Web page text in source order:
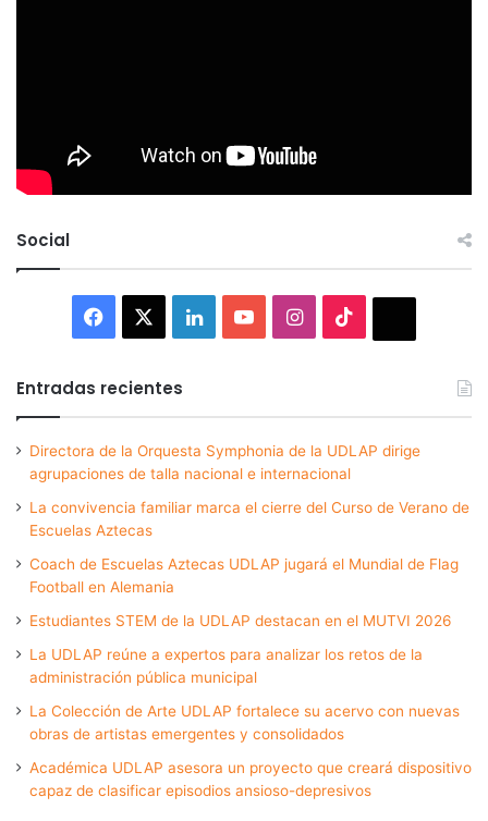
Social
Facebook LinkedInYouTubeInstagram
Entradas recientes
Directora de la Orquesta Symphonia de la UDLAP dirige
agrupaciones de talla nacional e internacional
La convivencia familiar marca el cierre del Curso de Verano de
Escuelas Aztecas
Coach de Escuelas Aztecas UDLAP jugará el Mundial de Flag
Football en Alemania
Estudiantes STEM de la UDLAP destacan en el MUTVI 2026
La UDLAP reúne a expertos para analizar los retos de la
administración pública municipal
La Colección de Arte UDLAP fortalece su acervo con nuevas
obras de artistas emergentes y consolidados
Académica UDLAP asesora un proyecto que creará dispositivo
capaz de clasificar episodios ansioso-depresivos